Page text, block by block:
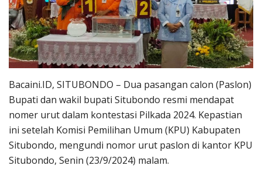
Bacaini.ID, SITUBONDO – Dua pasangan calon (Paslon)
Bupati dan wakil bupati Situbondo resmi mendapat
nomer urut dalam kontestasi Pilkada 2024. Kepastian
ini setelah Komisi Pemilihan Umum (KPU) Kabupaten
Situbondo, mengundi nomor urut paslon di kantor KPU
Situbondo, Senin (23/9/2024) malam.